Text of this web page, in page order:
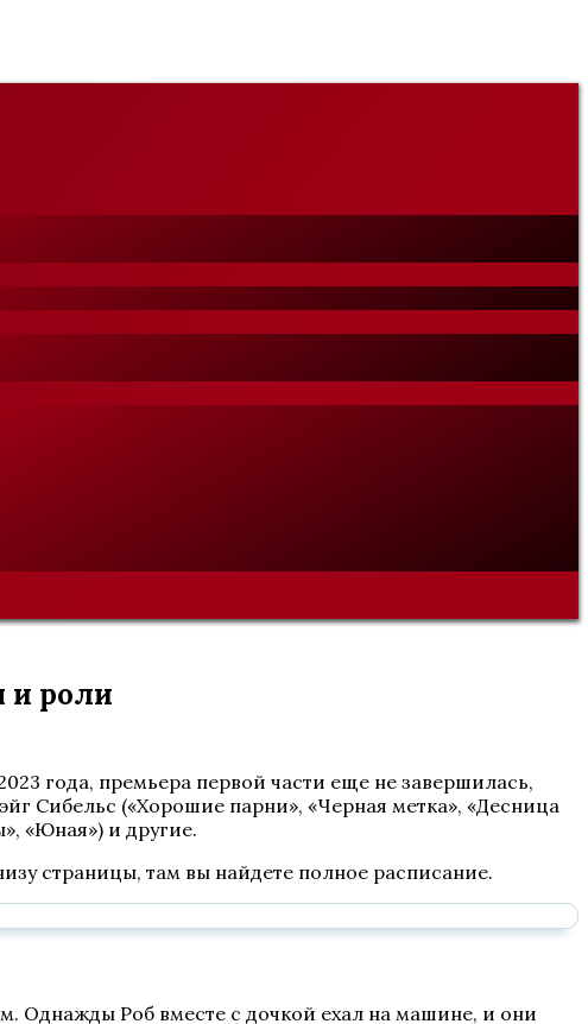
и роли
года, премьера первой части еще не завершилась,
Сибельс («Хорошие парни», «Черная метка», «Десница
«Юная») и другие.
страницы, там вы найдете полное расписание.
Однажды Роб вместе с дочкой ехал на машине, и они